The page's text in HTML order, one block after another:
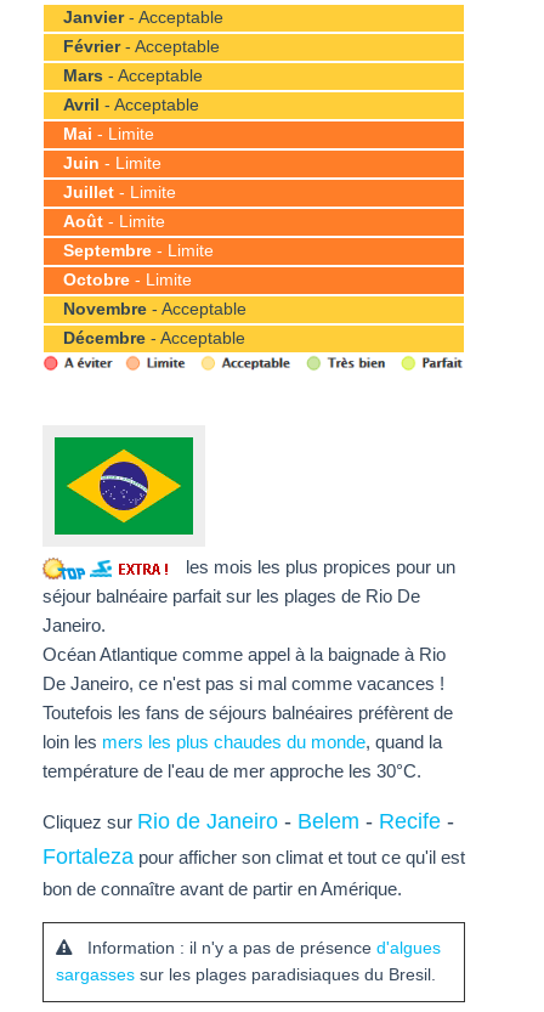
Janvier- Acceptable
Février- Acceptable
Mars - Acceptable
Avril - Acceptable
Mai - Limite
Juin - Limite
Juillet - Limite
Août - Limite
Septembre - Limite
Octobre - Limite
Novembre - Acceptable
Décembre - Acceptable
les mois les plus propices pour un
séjour balnéaire parfait sur les plages de Rio De
Janeiro.
Océan Atlantique comme appel à la baignade à Rio
De Janeiro, ce n'est pas si mal comme vacances !
Toutefois les fans de séjours balnéaires préfèrent de
loin les mers les plus chaudes du monde, quand la
température de l'eau de mer approche les 30°C.
Cliquez sur Rio de Janeiro - Belem - Recife -
Fortaleza pour afficher son climat et tout ce qu'il est
bon de connaître avant de partir en Amérique.
Information : il n'y a pas de présence d'algues
sargasses sur les plages paradisiaques du Bresil.